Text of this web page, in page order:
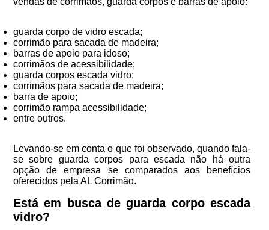
guarda corpo de vidro escada;
corrimão para sacada de madeira;
barras de apoio para idoso;
corrimãos de acessibilidade;
guarda corpos escada vidro;
corrimãos para sacada de madeira;
barra de apoio;
corrimão rampa acessibilidade;
entre outros.
Levando-se em conta o que foi observado, quando fala-
se sobre guarda corpos para escada não há outra
opção de empresa se comparados aos benefícios
oferecidos pela AL Corrimão.
Está em busca de guarda corpo escada
vidro?